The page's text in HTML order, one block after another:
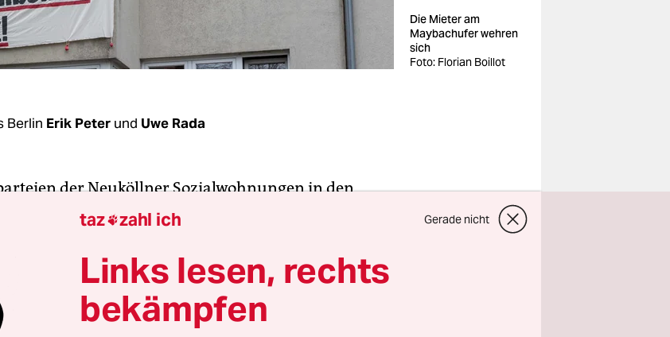
Die Mieter am
Maybachufer wehren
sich
Foto: Florian Boillot
Berlin Erik Peter und Uwe Rada
der Neuköllner Sozialwohnungen in den
40–42 und Manitiusstraße 17–19 ist es die letzte
an diesem Dienstag könnte eine
beschlossen werden, die eine gegen sie
Mieterhöhung nachträglich für rechtswidrig erklärt.
der Preisaufschlag in sich. Alle Mieter der Häuser
taz zahl ich Gerade nicht
Links lesen, rechts
bekämpfen